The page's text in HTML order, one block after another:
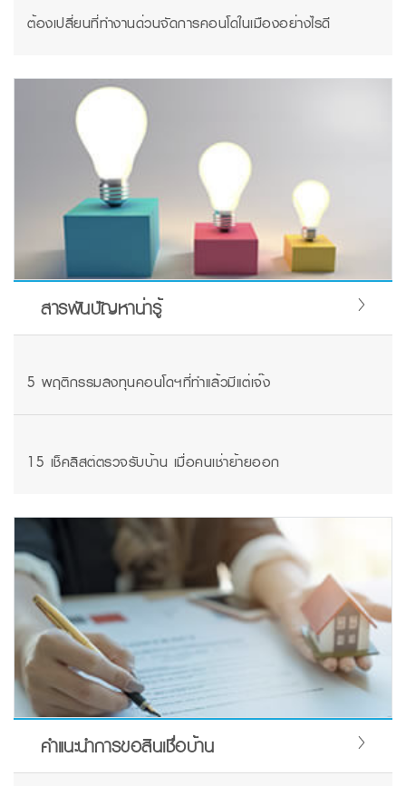
ต้องเปลี่ยนที่ทำงานด่วนจัดการคอนโดในเมืองอย่างไรดี
สารพันปัญหาน่ารู้
5 พฤติกรรมลงทุนคอนโดฯที่ทำแล้วมีแต่เจ๊ง
15 เช็คลิสต์ตรวจรับบ้าน เมื่อคนเช่าย้ายออก
คำแนะนำการขอสินเชื่อบ้าน